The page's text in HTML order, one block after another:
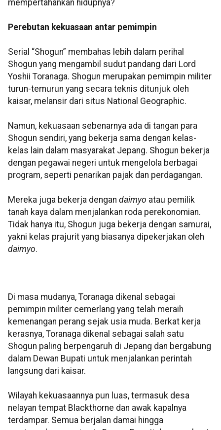
mempertahankan hidupnya?
Perebutan kekuasaan antar pemimpin
Serial “Shogun” membahas lebih dalam perihal
Shogun yang mengambil sudut pandang dari Lord
Yoshii Toranaga. Shogun merupakan pemimpin militer
turun-temurun yang secara teknis ditunjuk oleh
kaisar, melansir dari situs National Geographic.
Namun, kekuasaan sebenarnya ada di tangan para
Shogun sendiri, yang bekerja sama dengan kelas-
kelas lain dalam masyarakat Jepang. Shogun bekerja
dengan pegawai negeri untuk mengelola berbagai
program, seperti penarikan pajak dan perdagangan.
Mereka juga bekerja dengan daimyo atau pemilik
tanah kaya dalam menjalankan roda perekonomian.
Tidak hanya itu, Shogun juga bekerja dengan samurai,
yakni kelas prajurit yang biasanya dipekerjakan oleh
daimyo.
Di masa mudanya, Toranaga dikenal sebagai
pemimpin militer cemerlang yang telah meraih
kemenangan perang sejak usia muda. Berkat kerja
kerasnya, Toranaga dikenal sebagai salah satu
Shogun paling berpengaruh di Jepang dan bergabung
dalam Dewan Bupati untuk menjalankan perintah
langsung dari kaisar.
Wilayah kekuasaannya pun luas, termasuk desa
nelayan tempat Blackthorne dan awak kapalnya
terdampar. Semua berjalan damai hingga